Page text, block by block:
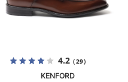
4.2（29）
KENFORD